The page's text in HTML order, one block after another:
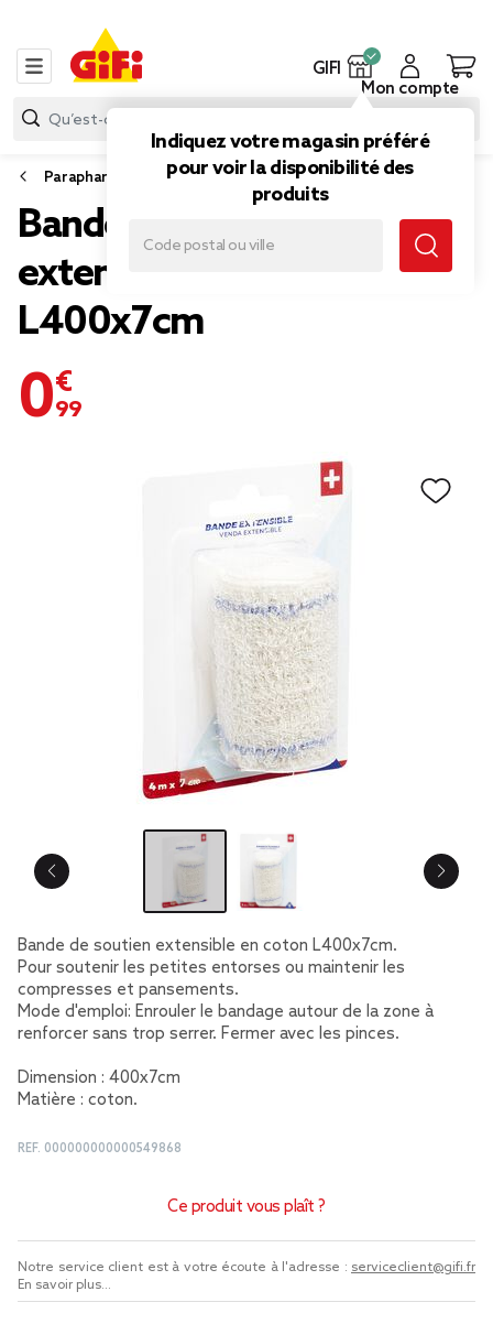
GIFI
Indiquez votre magasin préféré
pour voir la disponibilité des
produits
Mon compte
Parapharmacie
Bande de soutien
extensible en coton
L400x7cm
0,99 €
Bande de soutien extensible en coton L400x7cm.
Pour soutenir les petites entorses ou maintenir les
compresses et pansements.
Mode d'emploi: Enrouler le bandage autour de la zone à
renforcer sans trop serrer. Fermer avec les pinces.
Dimension : 400x7cm
Matière : coton.
REF. 000000000000549868
Ce produit vous plaît ?
Notre service client est à votre écoute à l'adresse : serviceclient@gifi.fr
En savoir plus...